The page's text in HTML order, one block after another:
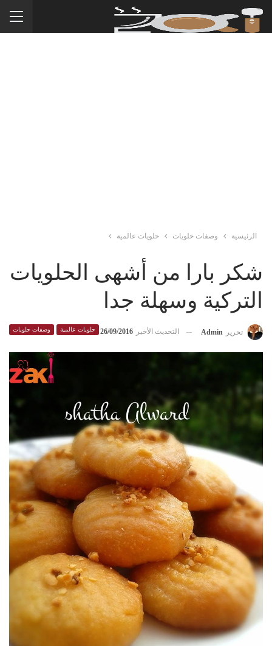
الرئيسية وصفات حلويات حلويات عالمية
شكر بارا من أشهى الحلويات
التركية وسهلة جدا
حلويات عالمية وصفات حلويات تحرير Admin التحديث الأخير 26/09/2016